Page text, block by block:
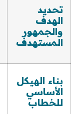
تحديد
الهدف
والجمهور
المستهدف
بناء الهيكل
الأساسي
للخطاب